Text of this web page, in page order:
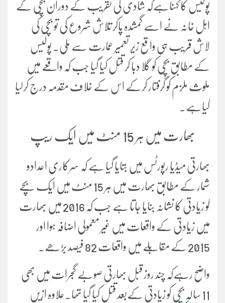
پولیس کا کہناہےکہ شادی کی تقریب کے دوران بچی کے
اہل خانہ نے اسے گمشدہ پاکر تلاش شروع کی تو بچی کی
لاش قریب ہی واقع زیر تعمیر عمارت سے ملی۔ پولیس
کے مطابق بچی کو گلا دبا کر قتل کیا گیا جب کہ واقعے میں
ملوث ملزم کو گرفتار کرکے اس کے خلاف مقدمہ درج کرلیا
گیاہے۔
بھارت میں ہر 15 منٹ میں ایک ریپ
بھارتی میڈیا رپورٹس میں بتایا گیا ہے کہ سرکاری اعدادو
شمار کے مطابق بھارت میں ہر 15 منٹ میں ایک بچے
کو زیادتی کا نشانہ بنایا جاتا ہے جب کہ 2016 میں بھارت
میں زیادتی کے واقعات میں غیر معمولی اضافہ ہوا اور
2015 کے مقابلے میں واقعات 82 فیصد بڑھے۔
واضح رہےکہ چند روز قبل بھارتی صوبے گجرات میں بھی
11 سالہ بچی کو زیادتی کےبعد قتل کیا گیا تھا۔
علاوہ ازیں